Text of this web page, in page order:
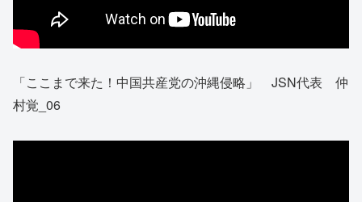
「ここまで来た！中国共産党の沖縄侵略」 JSN代表 仲
村覚_06